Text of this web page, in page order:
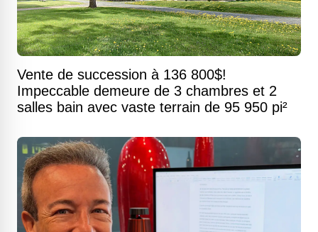
Vente de succession à 136 800$!
Impeccable demeure de 3 chambres et 2
salles bain avec vaste terrain de 95 950 pi²